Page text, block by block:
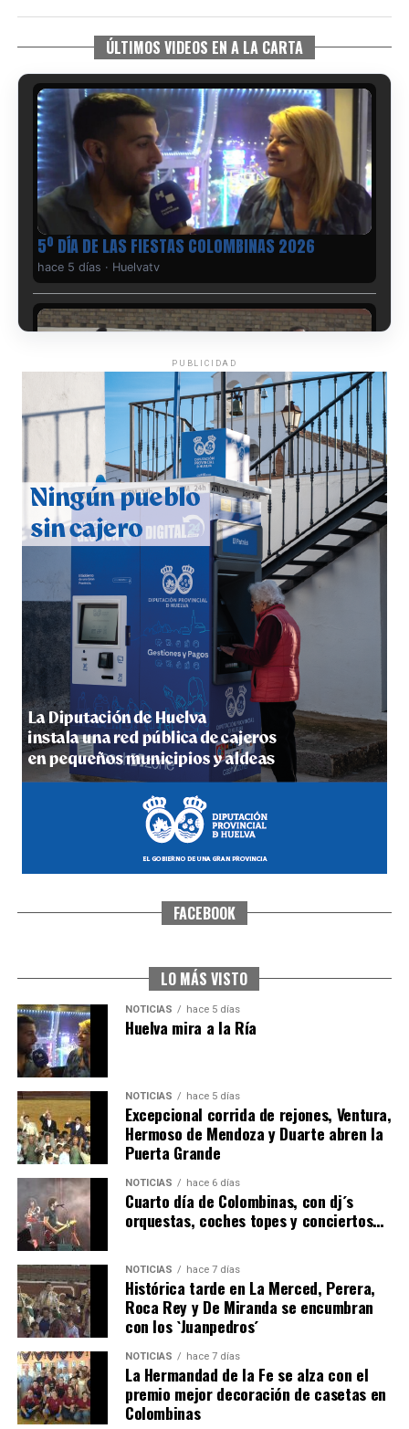
ÚLTIMOS VIDEOS EN A LA CARTA
5º DÍA DE LAS FIESTAS COLOMBINAS 2026
hace 5 días · Huelvatv
CUARTA CORRIDA DE LAS FIESTAS COLOMBINAS
2026
hace 6 días·Huelvatv
4º DÍA DE LAS FIESTAS COLOMBINAS 2026
hace 6 días·Huelvatv
SEXTA CORRIDA DE LAS FIESTAS COLOMBINAS
6º DÍA DE LAS FIESTAS COLOMBINAS 2026
hace 4 días Huelvatv
QUINTA CORRIDA DE LAS FIESTAS COLOMBINAS
2026
PUBLICIDAD
FACEBOOK
LO MÁS VISTO
NOTICIAS hace 5 días
Huelva mira a la Ría
NOTICIAS hace 5 días
Excepcional corrida de rejones, Ventura,
Hermoso de Mendoza y Duarte abren la
Puerta Grande
NOTICIAS hace 6 días
Cuarto día de Colombinas, con dj´s
orquestas, coches topes y conciertos…
NOTICIAS hace 7 días
Histórica tarde en La Merced, Perera,
Roca Rey y De Miranda se encumbran
con los `Juanpedros´
NOTICIAS hace 7 días
La Hermandad de la Fe se alza con el
premio mejor decoración de casetas en
Colombinas